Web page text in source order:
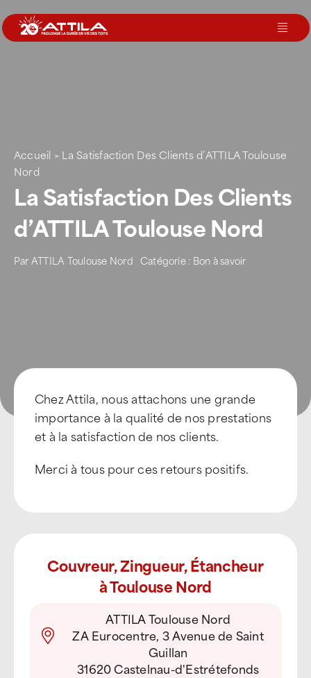
au
contenu
Nos agences
Votre toit
Rejoignez-nous
Accueil > La Satisfaction Des Clients d’ATTILA Toulouse
Nord
La Satisfaction Des Clients
d’ATTILA Toulouse Nord
ParATTILA Toulouse Nord Catégorie : Bon à savoir
Chez Attila, nous attachons une grande
importance à la qualité de nos prestations
et à la satisfaction de nos clients.
Merci à tous pour ces retours positifs.
Couvreur, Zingueur, Étancheur
à Toulouse Nord
ATTILA Toulouse Nord
ZA Eurocentre, 3 Avenue de Saint
Guillan
31620 Castelnau-d'Estrétefonds